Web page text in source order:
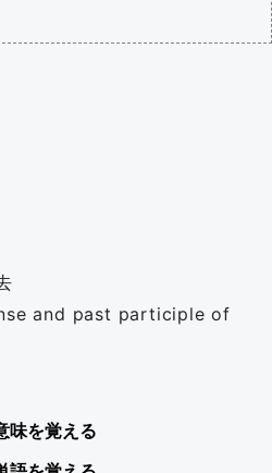
and past participle of
味を覚える